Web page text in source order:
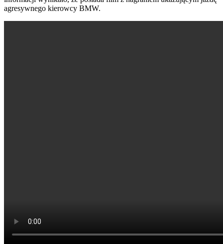
agresywnego kierowcy BMW.